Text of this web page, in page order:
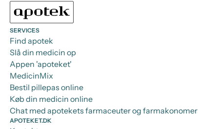
SERVICES
Find apotek
Slå din medicin op
Appen 'apoteket'
MedicinMix
Bestil pillepas online
Køb din medicin online
Chat med apotekets farmaceuter og farmakonomer
APOTEKET.DK